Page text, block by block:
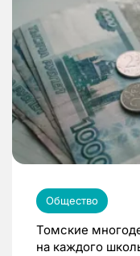
Общество
Томские
на каждого